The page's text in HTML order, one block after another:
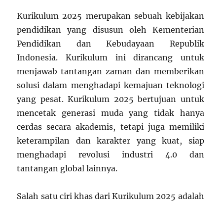
Kurikulum 2025 merupakan sebuah kebijakan
pendidikan yang disusun oleh Kementerian
Pendidikan dan Kebudayaan Republik
Indonesia. Kurikulum ini dirancang untuk
menjawab tantangan zaman dan memberikan
solusi dalam menghadapi kemajuan teknologi
yang pesat. Kurikulum 2025 bertujuan untuk
mencetak generasi muda yang tidak hanya
cerdas secara akademis, tetapi juga memiliki
keterampilan dan karakter yang kuat, siap
menghadapi revolusi industri 4.0 dan
tantangan global lainnya.
Salah satu ciri khas dari Kurikulum 2025 adalah